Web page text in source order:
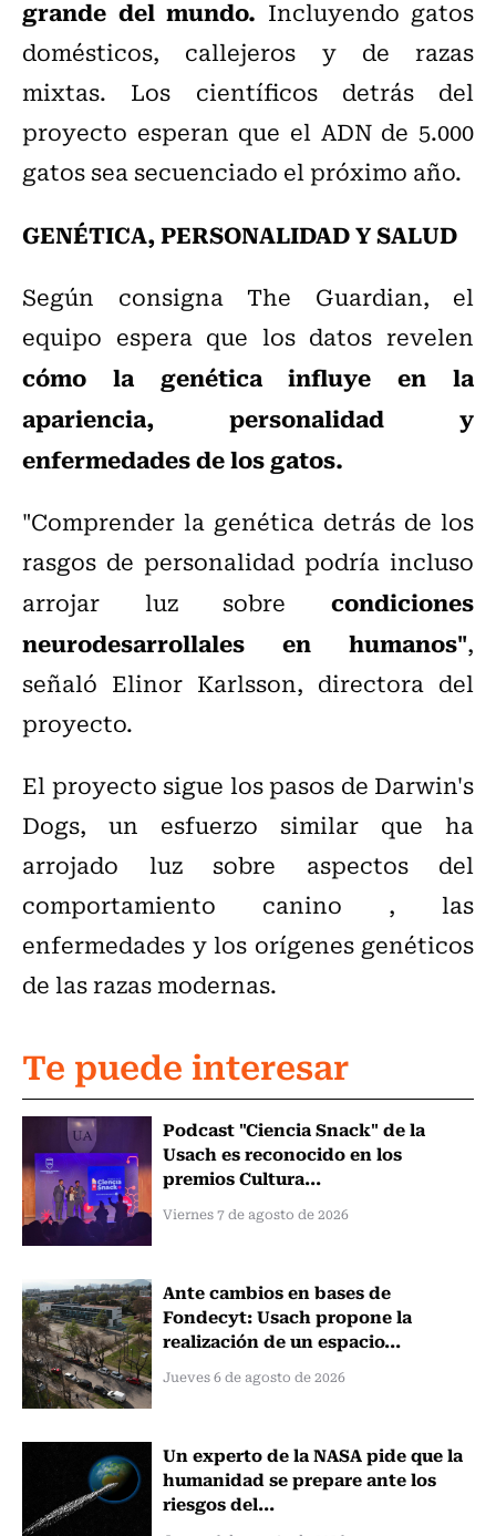
grande del mundo. Incluyendo gatos
domésticos, callejeros y de razas
mixtas. Los científicos detrás del
proyecto esperan que el ADN de 5.000
gatos sea secuenciado el próximo año.
GENÉTICA, PERSONALIDAD Y SALUD
Según consigna The Guardian, el
equipo espera que los datos revelen
cómo la genética influye en la
apariencia, personalidad y
enfermedades de los gatos.
"Comprender la genética detrás de los
rasgos de personalidad podría incluso
arrojar luz sobre condiciones
neurodesarrollales en humanos",
señaló Elinor Karlsson, directora del
proyecto.
El proyecto sigue los pasos de Darwin's
Dogs, un esfuerzo similar que ha
arrojado luz sobre aspectos del
comportamiento canino , las
enfermedades y los orígenes genéticos
de las razas modernas.
Te puede interesar
Podcast "Ciencia Snack" de la
Usach es reconocido en los
premios Cultura...
Viernes 7 de agosto de 2026
Ante cambios en bases de
Fondecyt: Usach propone la
realización de un espacio...
Jueves 6 de agosto de 2026
Un experto de la NASA pide que la
humanidad se prepare ante los
riesgos del...